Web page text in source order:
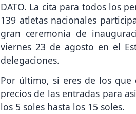
DATO. La cita para todos los
139 atletas nacionales
gran ceremonia de
viernes 23 de agosto en el
delegaciones.
Por último, si eres de los que
precios de las entradas para
los 5 soles hasta los 15 soles.